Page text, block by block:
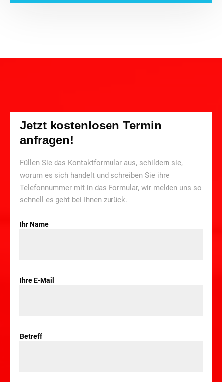
Jetzt kostenlosen Termin
anfragen!
Füllen Sie das Kontaktformular aus, schildern sie,
worum es sich handelt und schreiben Sie ihre
Telefonnummer mit in das Formular, wir melden uns so
schnell es geht bei Ihnen zurück.
Ihr Name
Ihre E-Mail
Betreff